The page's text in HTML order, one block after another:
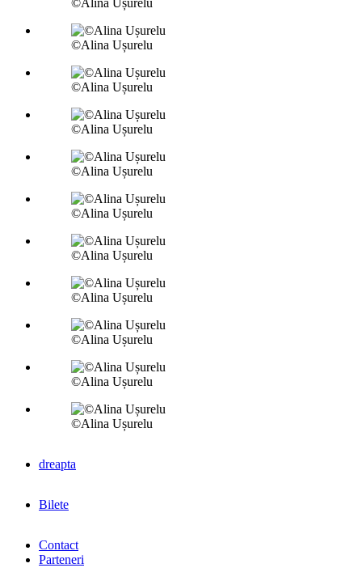
©Alina Ușurelu
©Alina Ușurelu
©Alina Ușurelu
©Alina Ușurelu
©Alina Ușurelu
©Alina Ușurelu
©Alina Ușurelu
©Alina Ușurelu
©Alina Ușurelu
©Alina Ușurelu
dreapta
Bilete
Contact
Parteneri